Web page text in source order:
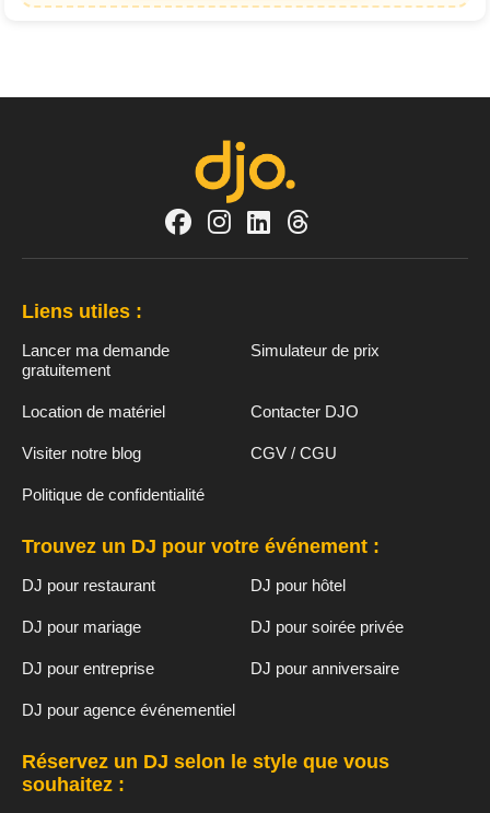
Liens utiles :
Lancer ma demande
gratuitement
Simulateur de prix
Location de matériel Contacter DJO
Visiter notre blog CGV / CGU
Politique de confidentialité
Trouvez un DJ pour votre événement :
DJ pour restaurant DJ pour hôtel
DJ pour mariage DJ pour soirée privée
DJ pour entreprise DJ pour anniversaire
DJ pour agence événementiel
Réservez un DJ selon le style que vous
souhaitez :